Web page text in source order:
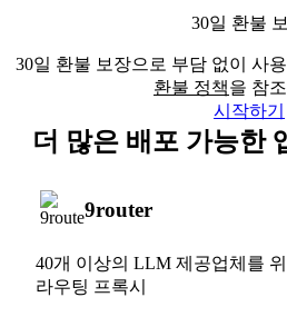
30일 환불
30일 환불 보장으로 부담 없이 사
환불 정책을 참
시작하기
더 많은 배포 가능한
9router
40개 이상의 LLM 제공업체를
라우팅 프록시